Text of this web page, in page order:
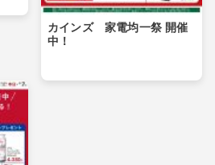
カインズ 家電均一祭 開催
中！